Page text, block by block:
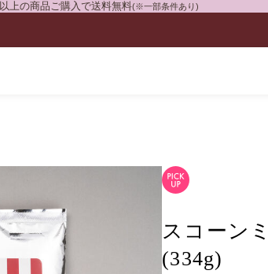
以上の商品ご購入で送料無料(※一部条件あり)
スコーン
(334g)